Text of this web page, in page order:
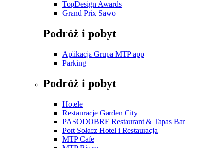
TopDesign Awards
Grand Prix Sawo
Podróż i pobyt
Aplikacja Grupa MTP app
Parking
Podróż i pobyt
Hotele
Restauracje Garden City
PASODOBRE Restaurant & Tapas Bar
Port Sołacz Hotel i Restauracja
MTP Cafe